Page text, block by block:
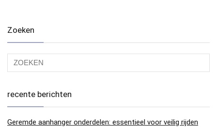
Zoeken
recente berichten
Geremde aanhanger onderdelen: essentieel voor veilig rijden